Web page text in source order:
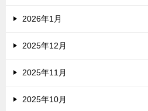
2026年1月
2025年12月
2025年11月
2025年10月